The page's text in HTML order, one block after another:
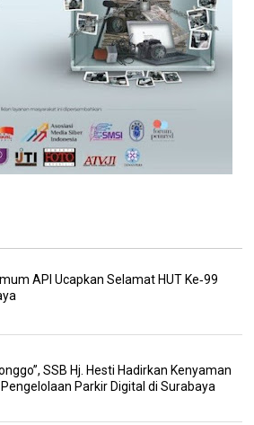
API Ucapkan Selamat HUT Ke‑99
SSB Hj. Hesti Hadirkan Kenyaman
Parkir Digital di Surabaya